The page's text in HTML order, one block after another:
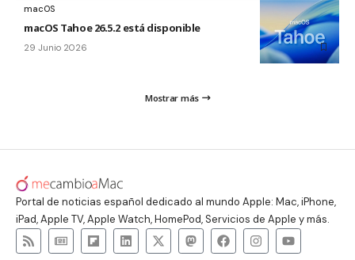
macOS
macOS Tahoe 26.5.2 está disponible
29 Junio 2026
Mostrar más
Portal de noticias español dedicado al mundo Apple: Mac, iPhone,
iPad, Apple TV, Apple Watch, HomePod, Servicios de Apple y más.